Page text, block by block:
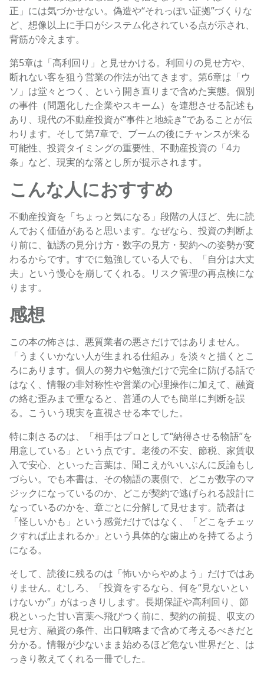
正」には気づかせない。偽造や“それっぽい証拠”づくりな
ど、想像以上に手口がシステム化されている点が示され、
背筋が冷えます。
第5章は「高利回り」と見せかける。利回りの見せ方や、
断れない客を狙う営業の作法が出てきます。第6章は「ウ
ソ」は堂々とつく、という開き直りまで含めた実態。個別
の事件（問題化した企業やスキーム）を連想させる記述も
あり、現代の不動産投資が“事件と地続き”であることが伝
わります。そして第7章で、ブームの後にチャンスが来る
可能性、投資タイミングの重要性、不動産投資の「4カ
条」など、現実的な落とし所が提示されます。
こんな人におすすめ
不動産投資を「ちょっと気になる」段階の人ほど、先に読
んでおく価値があると思います。なぜなら、投資の判断よ
り前に、勧誘の見分け方・数字の見方・契約への姿勢が変
わるからです。すでに勉強している人でも、「自分は大丈
夫」という慢心を崩してくれる。リスク管理の再点検にな
ります。
感想
この本の怖さは、悪質業者の悪さだけではありません。
「うまくいかない人が生まれる仕組み」を淡々と描くとこ
ろにあります。個人の努力や勉強だけで完全に防げる話で
はなく、情報の非対称性や営業の心理操作に加えて、融資
の絡む歪みまで重なると、普通の人でも簡単に判断を誤
る。こういう現実を直視させる本でした。
特に刺さるのは、「相手はプロとして“納得させる物語”を
用意している」という点です。老後の不安、節税、家賃収
入で安心、といった言葉は、聞こえがいいぶんに反論もし
づらい。でも本書は、その物語の裏側で、どこが数字のマ
ジックになっているのか、どこが契約で逃げられる設計に
なっているのかを、章ごとに分解して見せます。読者は
「怪しいかも」という感覚だけではなく、「どこをチェッ
クすれば止まれるか」という具体的な歯止めを持てるよう
になる。
そして、読後に残るのは「怖いからやめよう」だけではあ
りません。むしろ、「投資をするなら、何を“見ないとい
けないか”」がはっきりします。長期保証や高利回り、節
税といった甘い言葉へ飛びつく前に、契約の前提、収支の
見せ方、融資の条件、出口戦略まで含めて考えるべきだと
分かる。情報が少ないまま始めるほど危ない世界だと、は
っきり教えてくれる一冊でした。